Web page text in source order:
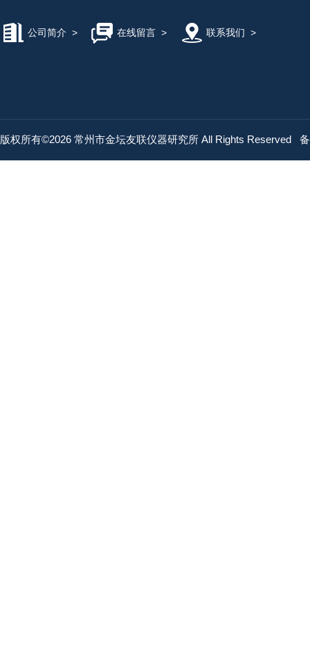
公司简介 > 在线留言> 联系我们 >
版权所有©2026 常州市金坛友联仪器研究所 All Rights Reserved